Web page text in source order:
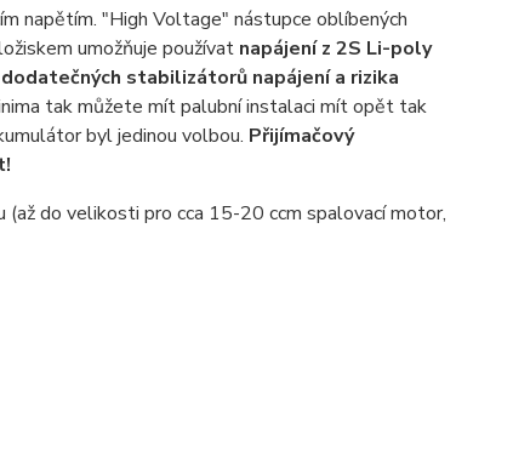
napětím. "High Voltage" nástupce oblíbených
umožňuje používat napájení z 2S Li-poly
stabilizátorů napájení a rizika
tak můžete mít palubní instalaci mít opět tak
byl jedinou volbou. Přijímačový
do velikosti pro cca 15-20 ccm spalovací motor,